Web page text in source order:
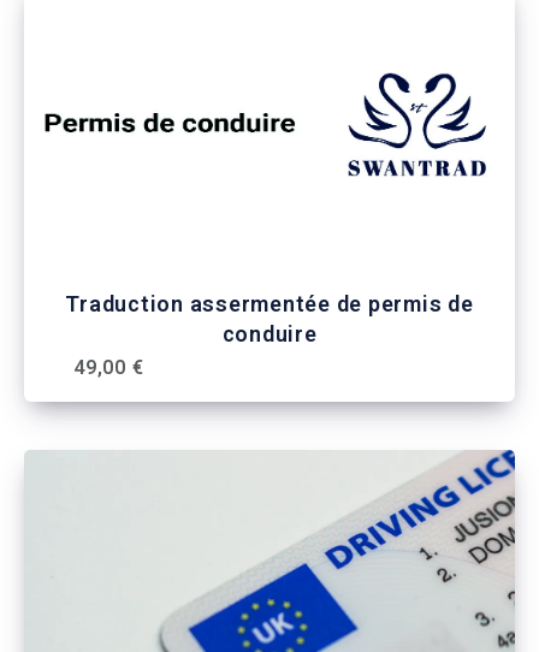
Traduction assermentée de permis de
conduire
49,00 €